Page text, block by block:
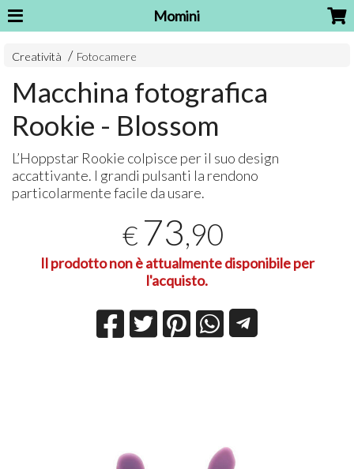
Momini
Creatività Fotocamere
Macchina fotografica
Rookie - Blossom
L’Hoppstar Rookie colpisce per il suo design
accattivante. I grandi pulsanti la rendono
particolarmente facile da usare.
€ 73,90
Il prodotto non è attualmente disponibile per
l'acquisto.